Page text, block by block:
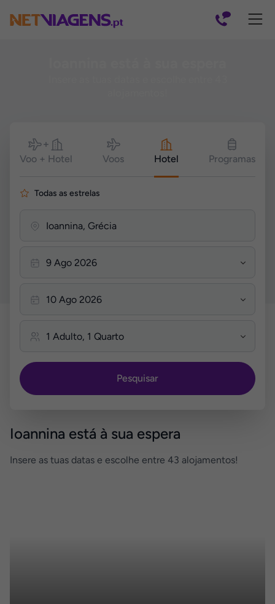
Pesquisar
Voo + Hotel Voos Hotel Programas
Todas as estrelas
Pesquisar
Ioannina está à sua espera
Insere as tuas datas e escolhe entre 43 alojamentos!